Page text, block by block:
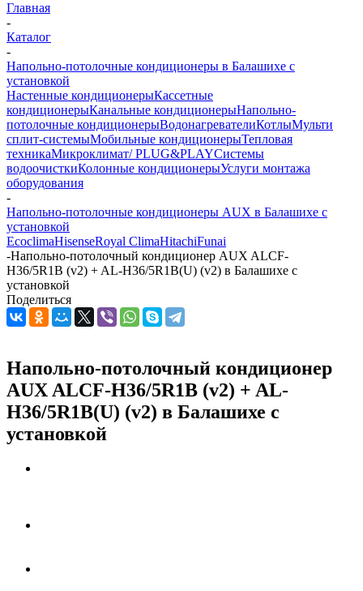
Главная
-
Каталог
-
Напольно-потолочные кондиционеры в Балашихе с
установкой
Настенные кондиционерыКассетные
кондиционерыКанальные кондиционерыНапольно-
потолочные кондиционерыВодонагревателиКотлыМульти
сплит-системыМобильные кондиционерыТепловая
техникаМикроклимат/ PLUG&PLAYСистемы
водоочисткиКолонные кондиционерыУслуги монтажа
оборудования
-
Напольно-потолочные кондиционеры AUX в Балашихе с
установкой
EcoclimaHisenseRoyal ClimaHitachiFunai
-Напольно-потолочный кондиционер AUX ALCF-
H36/5R1B (v2) + AL-H36/5R1B(U) (v2) в Балашихе с
установкой
Поделиться
Напольно-потолочный кондиционер
AUX ALCF-H36/5R1B (v2) + AL-
H36/5R1B(U) (v2) в Балашихе с
установкой